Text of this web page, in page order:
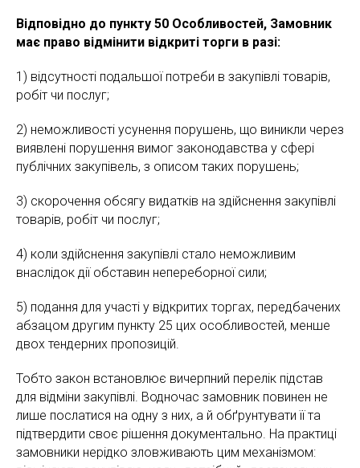
Відповідно до пункту 50 Особливостей, Замовник
має право відмінити відкриті торги в разі:
1) відсутності подальшої потреби в закупівлі товарів,
робіт чи послуг;
2) неможливості усунення порушень, що виникли через
виявлені порушення вимог законодавства у сфері
публічних закупівель, з описом таких порушень;
3) скорочення обсягу видатків на здійснення закупівлі
товарів, робіт чи послуг;
4) коли здійснення закупівлі стало неможливим
внаслідок дії обставин непереборної сили;
5) подання для участі у відкритих торгах, передбачених
абзацом другим пункту 25 цих особливостей, менше
двох тендерних пропозицій.
Тобто закон встановлює вичерпний перелік підстав
для відміни закупівлі. Водночас замовник повинен не
лише послатися на одну з них, а й обґрунтувати її та
підтвердити своє рішення документально. На практиці
замовники нерідко зловживають цим механізмом: